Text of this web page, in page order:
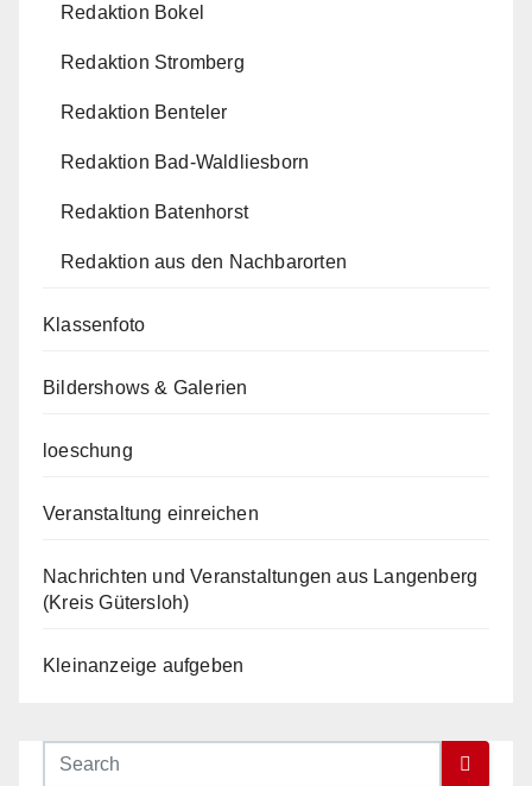
Redaktion Bokel
Redaktion Stromberg
Redaktion Benteler
Redaktion Bad-Waldliesborn
Redaktion Batenhorst
Redaktion aus den Nachbarorten
Klassenfoto
Bildershows & Galerien
loeschung
Veranstaltung einreichen
Nachrichten und Veranstaltungen aus Langenberg
(Kreis Gütersloh)
Kleinanzeige aufgeben